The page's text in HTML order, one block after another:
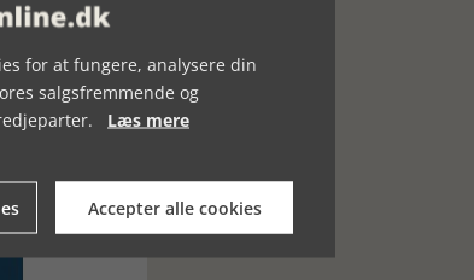
for at fungere, analysere din
salgsfremmende og
Læs mere
Accepter alle cookies